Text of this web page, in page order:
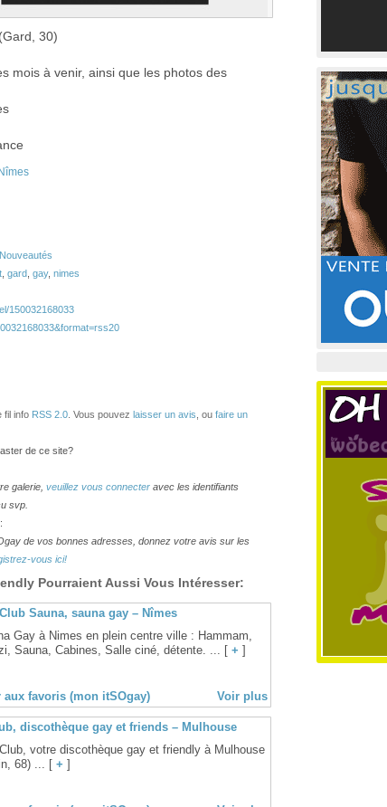
30)
mois à venir, ainsi que les photos des
Nouveautés
gard gay, nimes
150032168033
fil info RSS 2.0 . Vous pouvez laisser un avis , ou faire un
de ce site?
galerie, veuillez vous connecter avec les identifiants
svp.
de vos bonnes adresses, donnez votre avis sur les
vous ici!
Pourraient Aussi Vous Intéresser:
Sauna, sauna gay – Nîmes
Gay à Nimes en plein centre ville : Hammam,
Sauna, Cabines, Salle ciné, détente. ... [ + ]
aux favoris (mon itSOgay) Voir plus
discothèque gay et friends – Mulhouse
votre discothèque gay et friendly à Mulhouse
68) ... [ + ]